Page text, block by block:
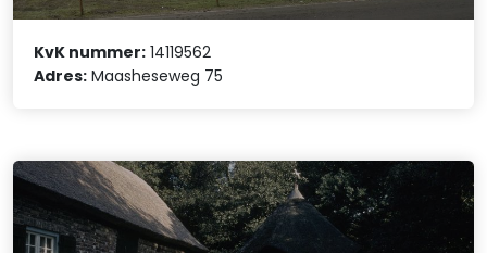
KvK nummer: 14119562
Adres: Maasheseweg 75